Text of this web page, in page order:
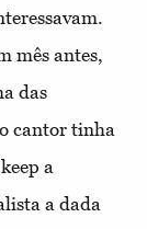
mês antes,
das
cantor tinha
a
a dada